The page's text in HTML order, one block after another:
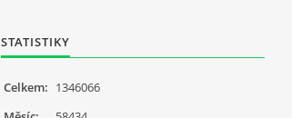
STATISTIKY
Celkem: 1346066